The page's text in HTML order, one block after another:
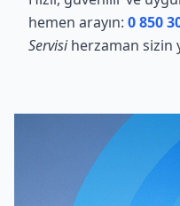
hemen arayın: 0 850
Servisiherzaman sizin